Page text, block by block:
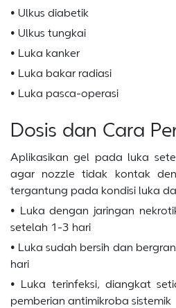
• Ulkus diabetik
• Ulkus tungkai
• Luka kanker
• Luka bakar radiasi
• Luka pasca-operasi
Dosis dan Cara
Aplikasikan gel pada luka
agar nozzle tidak kontak
tergantung pada kondisi luka
• Luka dengan jaringan
setelah 1-3 hari
• Luka sudah bersih dan
hari
• Luka terinfeksi, diangkat
pemberian antimikroba sistemik